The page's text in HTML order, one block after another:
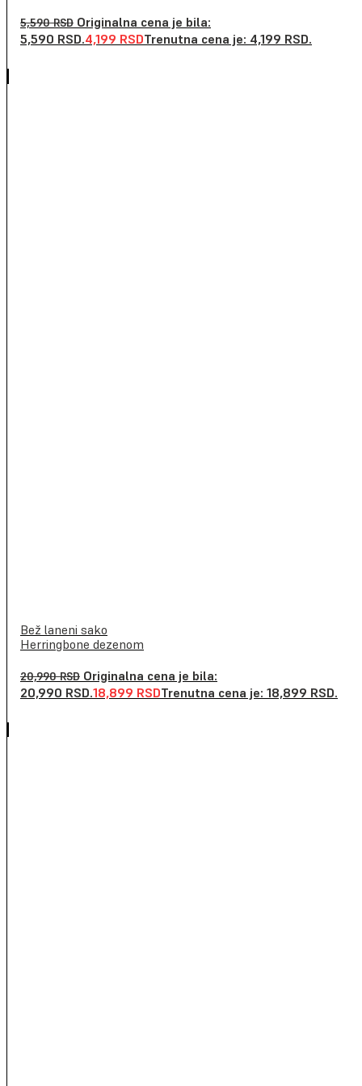
5,590RSD Originalna cena je bila:
5,590 RSD.4,199 RSDTrenutna cena je: 4,199 RSD.
Bež laneni sako
Herringbone dezenom
20,990RSD Originalna cena je bila:
20,990 RSD.18,899 RSDTrenutna cena je: 18,899 RSD.